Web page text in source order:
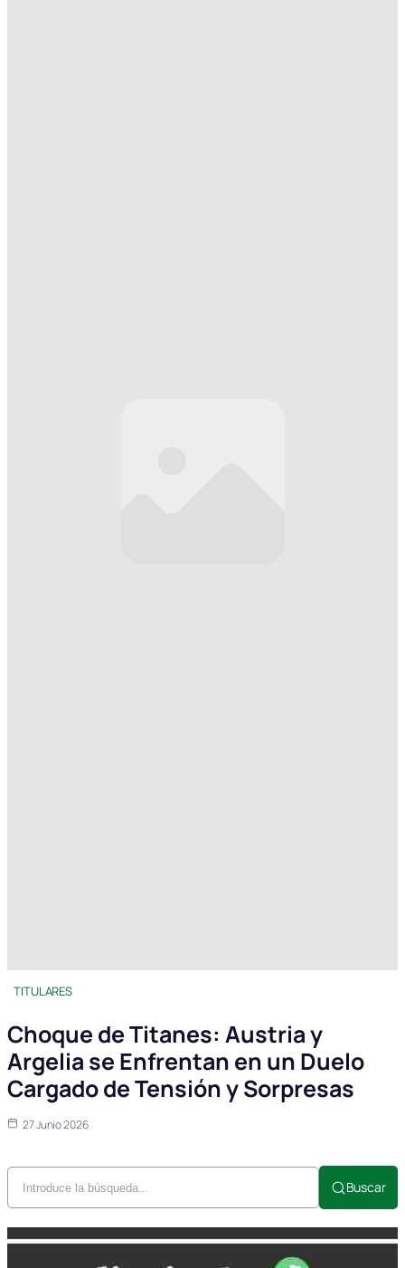
TITULARES
Choque de Titanes: Austria y
Argelia se Enfrentan en un Duelo
Cargado de Tensión y Sorpresas
27 Junio 2026
Buscar